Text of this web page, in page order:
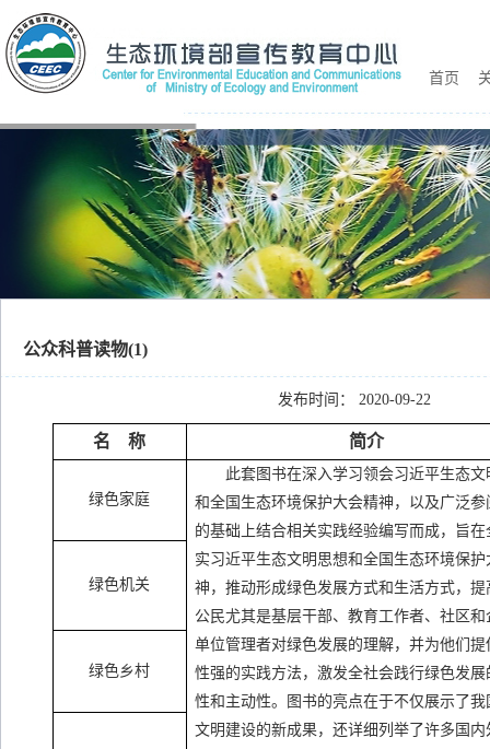
首页
公众科普读物(1)
发布时间： 2020-09-22
名 称 简介
绿色家庭
此套图书在深入学习领会习近平生态文
和全国生态环境保护大会精神，以及广泛参
的基础上结合相关实践经验编写而成，旨在
实习近平生态文明思想和全国生态环境保护
神，推动形成绿色发展方式和生活方式，提
公民尤其是基层干部、教育工作者、社区和
单位管理者对绿色发展的理解，并为他们提
性强的实践方法，激发全社会践行绿色发展
性和主动性。图书的亮点在于不仅展示了我
文明建设的新成果，还详细列举了许多国内
绿色机关
绿色乡村